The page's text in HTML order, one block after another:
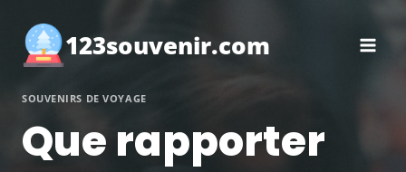
contenu 123souvenir.com
SOUVENIRS DE VOYAGE
Que rapporter